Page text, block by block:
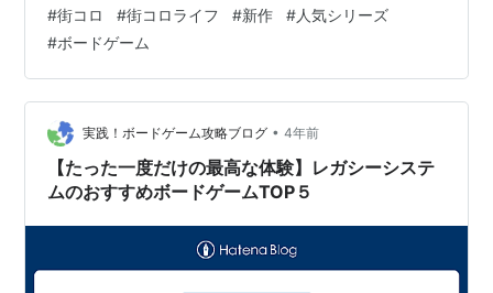
す。 ゲームマーケット2023秋では先行販売されるようで
す。 ゲームマーケット2023秋、グランディングは
「B18」にて、新作「街コロライフ」の先行販売をいたし
ます。 弊社としては初のエリア出展です。商品の詳細は
弊社ページをご覧ください。https://t.co/OT7ry4MVHY
ゲムマ…
#街コロ #街コロライフ #新作 #人気シリーズ
#ボードゲーム
実践！ボードゲーム攻略ブログ • 4年前
【たった一度だけの最高な体験】レガシーシステ
ムのおすすめボードゲームTOP５